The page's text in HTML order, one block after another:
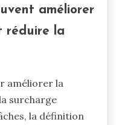
améliorer
réduire la
améliorer la
surcharge
la définition